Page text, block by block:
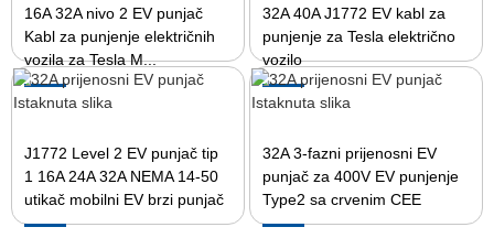
16A 32A nivo 2 EV punjač
Kabl za punjenje električnih
vozila za Tesla M...
32A 40A J1772 EV kabl za
punjenje za Tesla električno
vozilo
J1772 Level 2 EV punjač tip
1 16A 24A 32A NEMA 14-50
utikač mobilni EV brzi punjač
32A 3-fazni prijenosni EV
punjač za 400V EV punjenje
Type2 sa crvenim CEE